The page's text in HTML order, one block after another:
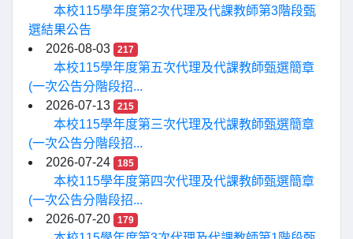
本校115學年度第2次代理及代課教師第3階段甄
選結果公告
2026-08-03
217
本校115學年度第五次代理及代課教師甄選簡章
(一次公告分階段招...
2026-07-13
215
本校115學年度第三次代理及代課教師甄選簡章
(一次公告分階段招...
2026-07-24
185
本校115學年度第四次代理及代課教師甄選簡章
(一次公告分階段招...
2026-07-20
179